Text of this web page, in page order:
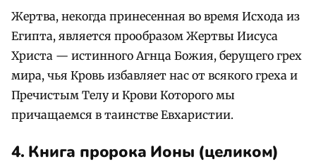
Жертва, некогда принесенная во время Исхода из
Египта, является прообразом Жертвы Иисуса
Христа — истинного Агнца Божия, берущего грех
мира, чья Кровь избавляет нас от всякого греха и
Пречистым Телу и Крови Которого мы
причащаемся в таинстве Евхаристии.
4. Книга пророка Ионы (целиком)